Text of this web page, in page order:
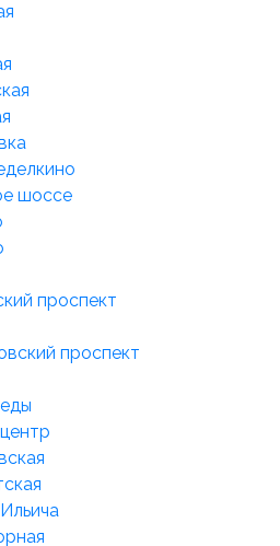
шоссе
проспект
проспект